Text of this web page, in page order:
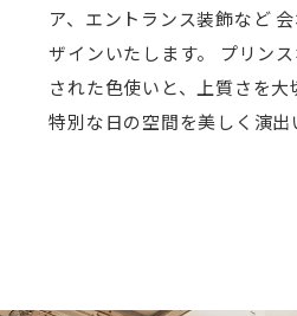
ア、エントランス装飾など
ザインいたします。 プリン
された色使いと、上質さを大
特別な日の空間を美しく演出